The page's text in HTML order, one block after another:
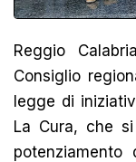
Reggio
Consiglio
legge di
La Cura, che